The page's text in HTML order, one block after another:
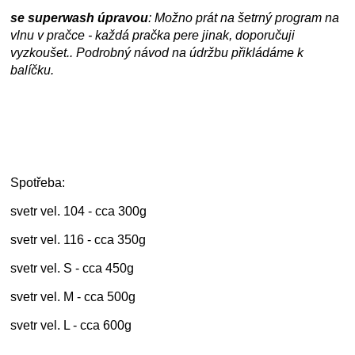
se superwash úpravou: Možno prát na šetrný program na
vlnu v pračce - každá pračka pere jinak, doporučuji
vyzkoušet.. Podrobný návod na údržbu přikládáme k
balíčku.
Spotřeba:
svetr vel. 104 - cca 300g
svetr vel. 116 - cca 350g
svetr vel. S - cca 450g
svetr vel. M - cca 500g
svetr vel. L - cca 600g